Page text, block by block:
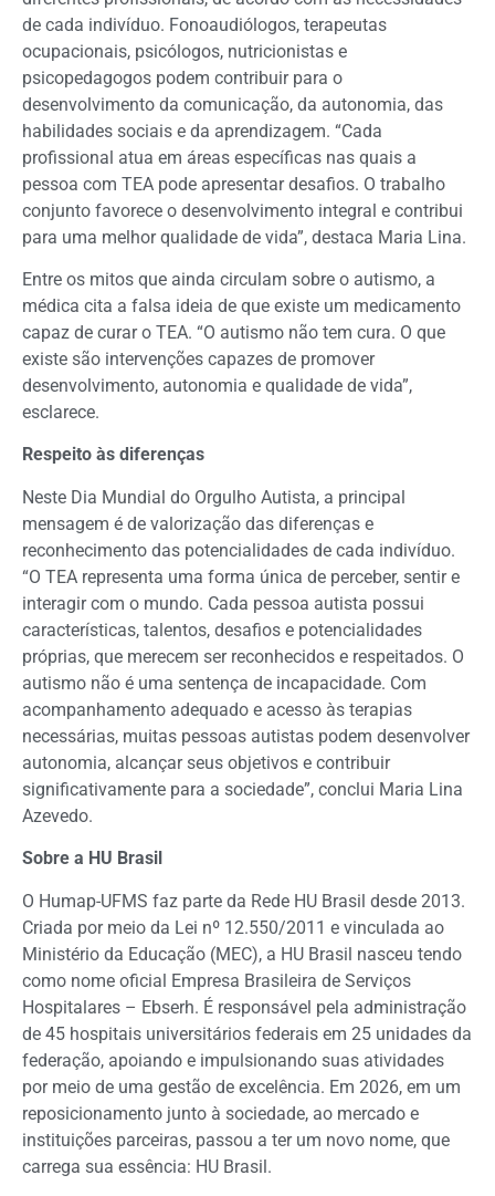
de cada indivíduo. Fonoaudiólogos, terapeutas
ocupacionais, psicólogos, nutricionistas e
psicopedagogos podem contribuir para o
desenvolvimento da comunicação, da autonomia, das
habilidades sociais e da aprendizagem. “Cada
profissional atua em áreas específicas nas quais a
pessoa com TEA pode apresentar desafios. O trabalho
conjunto favorece o desenvolvimento integral e contribui
para uma melhor qualidade de vida”, destaca Maria Lina.
Entre os mitos que ainda circulam sobre o autismo, a
médica cita a falsa ideia de que existe um medicamento
capaz de curar o TEA. “O autismo não tem cura. O que
existe são intervenções capazes de promover
desenvolvimento, autonomia e qualidade de vida”,
esclarece.
Respeito às diferenças
Neste Dia Mundial do Orgulho Autista, a principal
mensagem é de valorização das diferenças e
reconhecimento das potencialidades de cada indivíduo.
“O TEA representa uma forma única de perceber, sentir e
interagir com o mundo. Cada pessoa autista possui
características, talentos, desafios e potencialidades
próprias, que merecem ser reconhecidos e respeitados. O
autismo não é uma sentença de incapacidade. Com
acompanhamento adequado e acesso às terapias
necessárias, muitas pessoas autistas podem desenvolver
autonomia, alcançar seus objetivos e contribuir
significativamente para a sociedade”, conclui Maria Lina
Azevedo.
Sobre a HU Brasil
O Humap-UFMS faz parte da Rede HU Brasil desde 2013.
Criada por meio da Lei nº 12.550/2011 e vinculada ao
Ministério da Educação (MEC), a HU Brasil nasceu tendo
como nome oficial Empresa Brasileira de Serviços
Hospitalares – Ebserh. É responsável pela administração
de 45 hospitais universitários federais em 25 unidades da
federação, apoiando e impulsionando suas atividades
por meio de uma gestão de excelência. Em 2026, em um
reposicionamento junto à sociedade, ao mercado e
instituições parceiras, passou a ter um novo nome, que
carrega sua essência: HU Brasil.